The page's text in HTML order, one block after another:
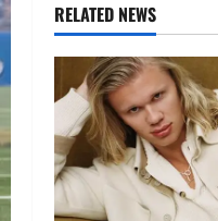
RELATED NEWS